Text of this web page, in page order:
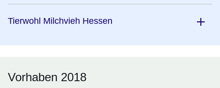
Tierwohl Milchvieh Hessen
Vorhaben 2018